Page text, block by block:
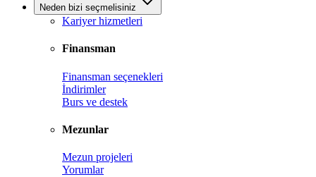
Neden bizi seçmelisiniz
Kariyer hizmetleri
Finansman
Finansman seçenekleri
İndirimler
Burs ve destek
Mezunlar
Mezun projeleri
Yorumlar